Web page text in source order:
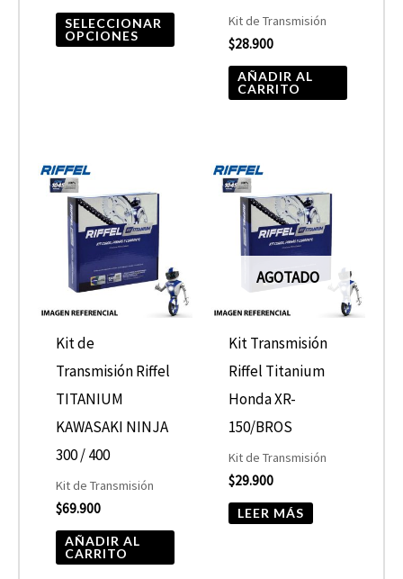
SELECCIONAR
OPCIONES
en
la
Kit de Transmisión
$28.900
AÑADIR AL
CARRITO
Kit de
Transmisión Riffel
TITANIUM
KAWASAKI NINJA
300 / 400
Kit de Transmisión
$69.900
AÑADIR AL
CARRITO
AGOTADO
Kit Transmisión
Riffel Titanium
Honda XR-
150/BROS
Kit de Transmisión
$29.900
LEER MÁS